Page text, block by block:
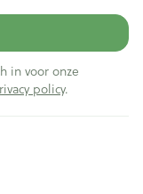
in voor onze
policy.